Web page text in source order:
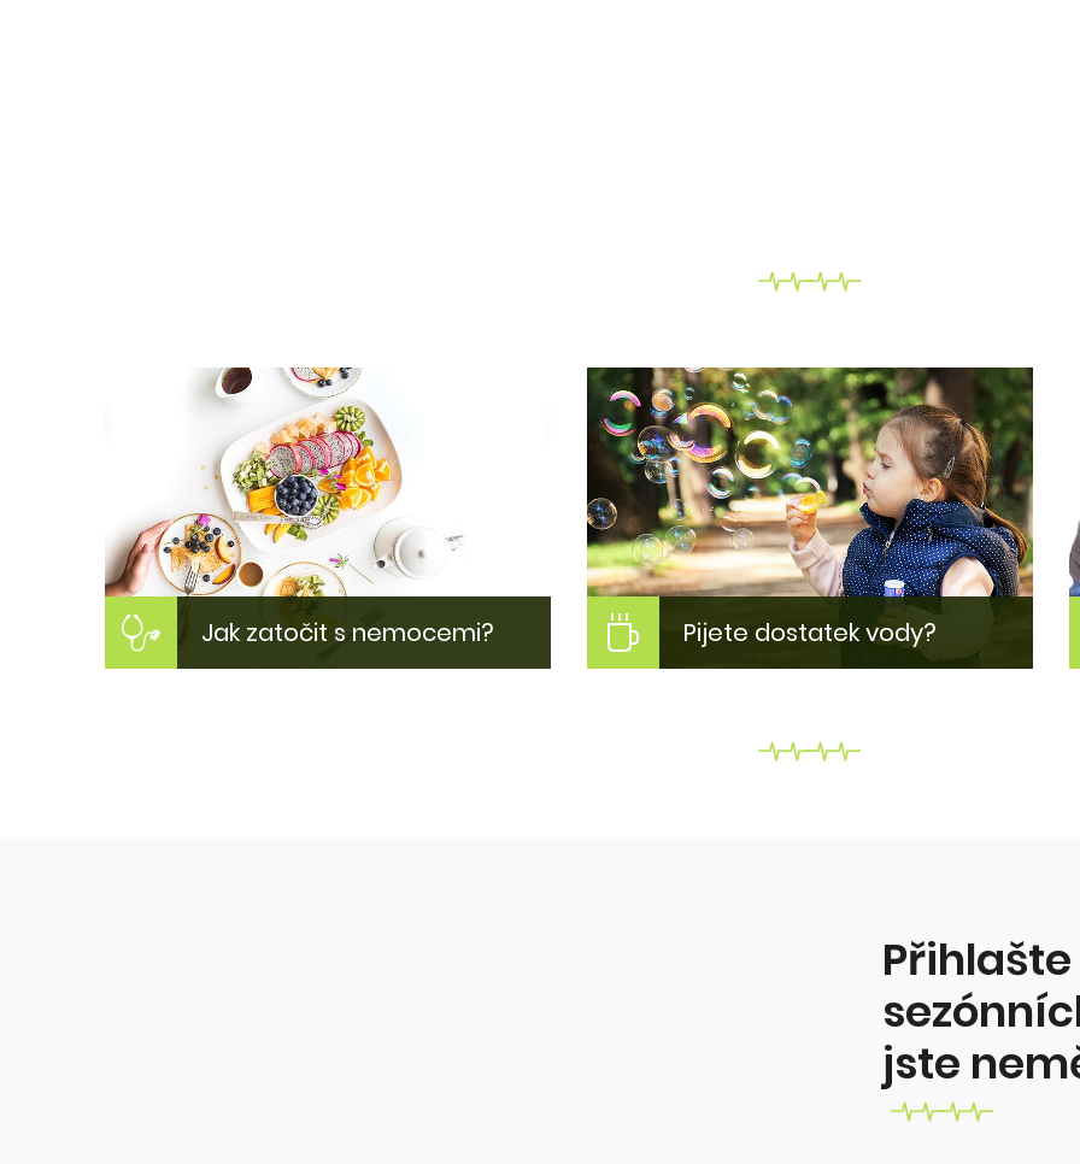
Jak zatočit s nemocemi? Pijete dostatek vody?
Máte dobrý pitný režim?
jste